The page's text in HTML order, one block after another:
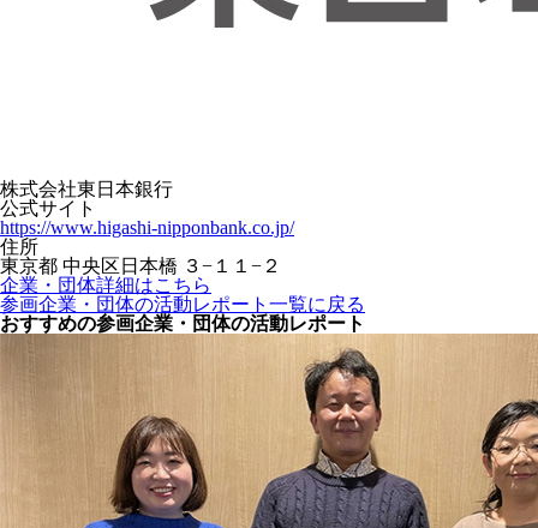
株式会社東日本銀行
公式サイト
https://www.higashi-nipponbank.co.jp/
住所
東京都 中央区日本橋 ３−１１−２
企業・団体詳細はこちら
参画企業・団体の活動レポート一覧に戻る
おすすめの参画企業・団体の活動レポート